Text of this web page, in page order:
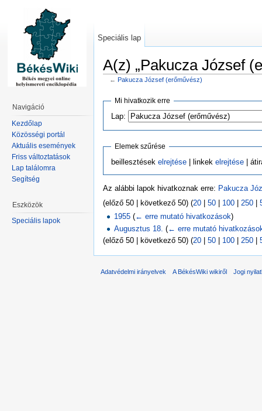
A(z) „Pakucza József
← Pakucza József (erőművész)
Mi hivatkozik erre
Lap:
Elemek szűrése
beillesztések elrejtése| linkek elrejtése|
Az alábbi lapok hivatkoznak erre: Pakucza
(előző 50 | következő 50) (20 50 100 250
1955 (← erre mutató hivatkozások)
Augusztus 18. (← erre mutató
(előző 50 | következő 50) (20 50 100 250
Speciális lap
Navigáció
Kezdőlap
Közösségi portál
Aktuális események
Friss változtatások
Lap találomra
Segítség
Eszközök
Speciális lapok
Adatvédelmi irányelvek A BékésWiki wikiről Jogi